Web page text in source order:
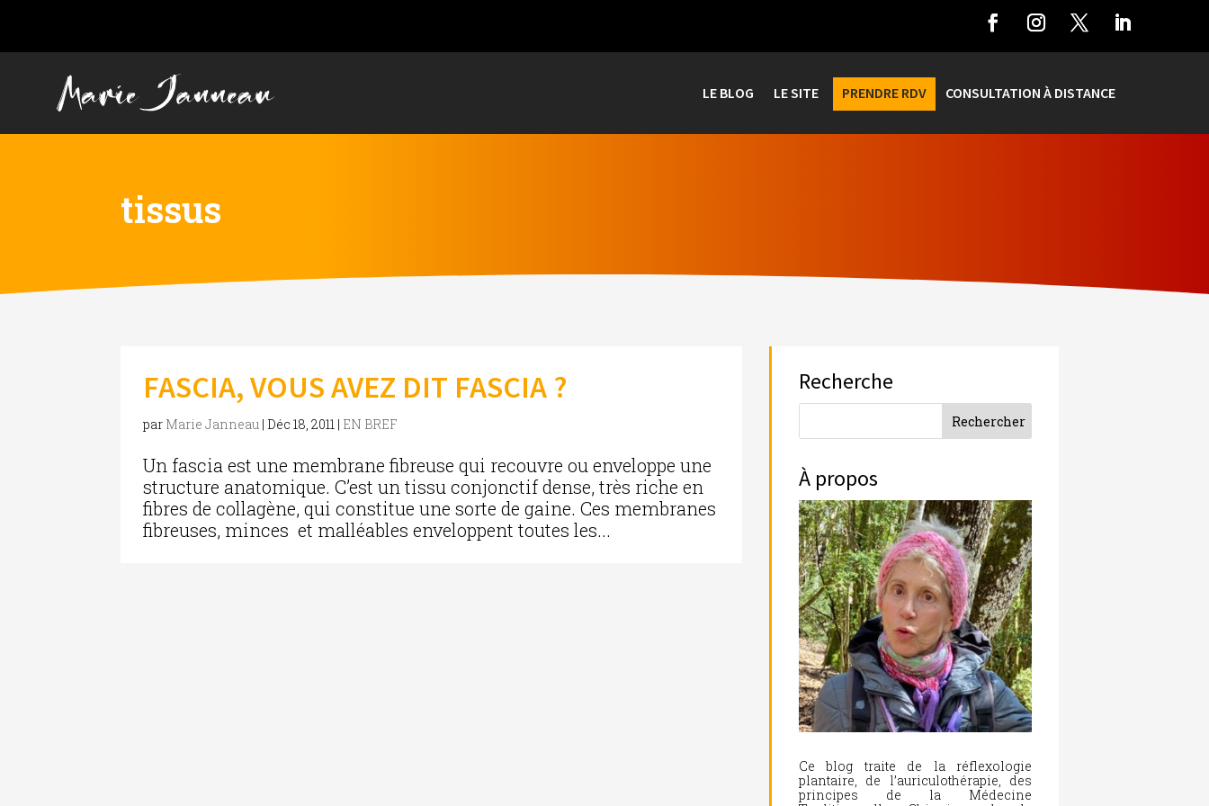
LE BLOG LE SITE PRENDRE RDV CONSULTATION À DISTANCE
tissus
FASCIA, VOUS AVEZ DIT FASCIA ?
par Marie Janneau | Déc 18, 2011 | EN BREF
Un fascia est une membrane fibreuse qui recouvre ou enveloppe une
structure anatomique. C’est un tissu conjonctif dense, très riche en
fibres de collagène, qui constitue une sorte de gaine. Ces membranes
fibreuses, minces et malléables enveloppent toutes les...
Recherche
À propos
Ce blog traite de la réflexologie
plantaire, de l’auriculothérapie, des
principes de la Médecine